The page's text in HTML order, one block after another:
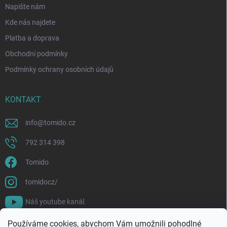
Používáme cookies, abychom Vám umožnili pohodlné
Napište nám
Kde nás najdete
Platba a doprava
Obchodní podmínky
Podmínky ochrany osobních údajů
KONTAKT
info@tomido.cz
792 314 398
Tomido
tomidocz/
Náš youtube kanál.